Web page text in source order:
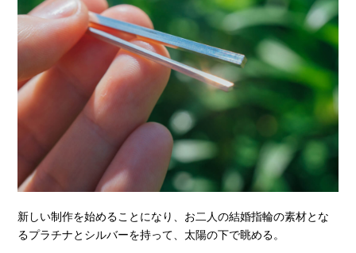
新しい制作を始めることになり、お二人の結婚指輪の素材とな
るプラチナとシルバーを持って、太陽の下で眺める。